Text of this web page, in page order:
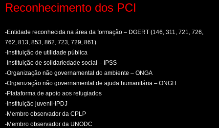
Reconhecimento dos PCI
-Entidade reconhecida na área da formação – DGERT (146, 311, 721, 726,
762, 813, 853, 862, 723, 729, 861)
-Instituição de utilidade pública
-Instituição de solidariedade social – IPSS
-Organização não governamental do ambiente – ONGA
-Organização não governamental de ajuda humanitária – ONGH
-Plataforma de apoio aos refugiados
-Instituição juvenil-IPDJ
-Membro observador da CPLP
-Membro observador da UNODC